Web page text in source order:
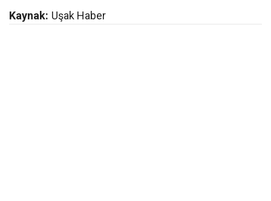
Kaynak: Uşak Haber